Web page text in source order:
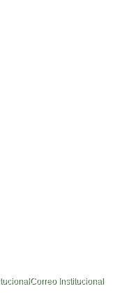
Correo Institucional